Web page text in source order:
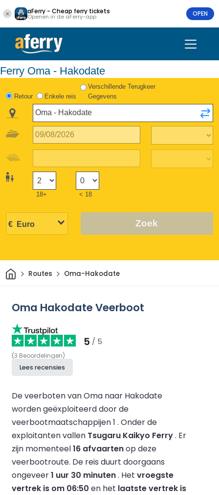
aFerry - Cheap ferry tickets
Openen in de aFerry-app OPEN
Ferry Oma - Hakodate
Retour Enkele reis
Verschillende Terugkeer
Gegevens
18+ < 18
Zoek
ThuisRoutes Oma-Hakodate
Oma Hakodate Veerboot
5 / 5
(3 Beoordelingen)
Lees recensies
De veerboten van Oma naar Hakodate
worden geëxploiteerd door de
veerbootmaatschappijen 1 . Onder de
exploitanten vallen Tsugaru Kaikyo Ferry. Er
zijn momenteel16 afvaartenop deze
veerbootroute. De reis duurt doorgaans
ongeveer1 uur 30 minuten. Het vroegste
vertrek is om 06:50 en het laatste vertrek is